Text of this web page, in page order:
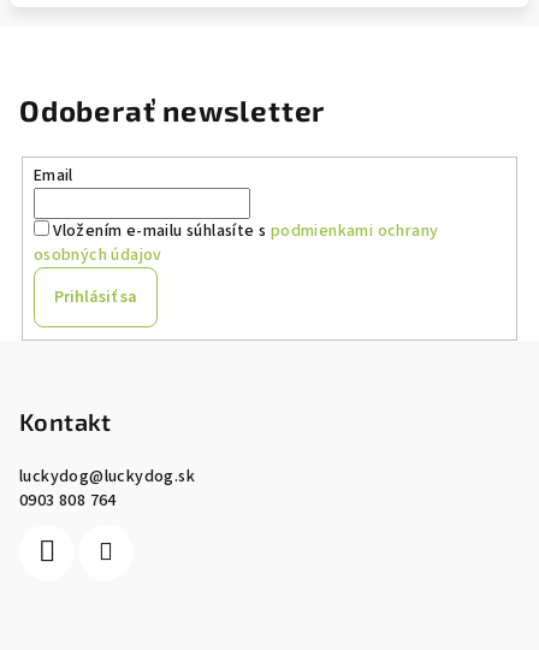
Odoberať newsletter
Email
Vložením e-mailu súhlasíte s podmienkami ochrany
osobných údajov
Prihlásiť sa
Kontakt
luckydog@luckydog.sk
0903 808 764